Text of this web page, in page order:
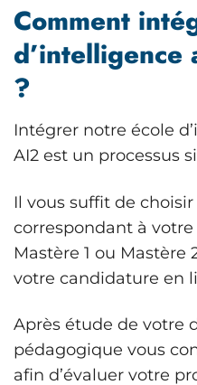
Comment
?
Intégrer notre école
AI2 est un processus
Il vous suffit de
correspondant à
Mastère 1 ou
votre candidature en
Après étude de votre
pédagogique vous
afin d’évaluer votre